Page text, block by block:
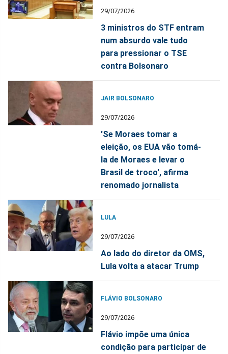
29/07/2026
3 ministros do STF entram
num absurdo vale tudo
para pressionar o TSE
contra Bolsonaro
JAIR BOLSONARO
29/07/2026
'Se Moraes tomar a
eleição, os EUA vão tomá-
la de Moraes e levar o
Brasil de troco', afirma
renomado jornalista
LULA
29/07/2026
Ao lado do diretor da OMS,
Lula volta a atacar Trump
FLÁVIO BOLSONARO
29/07/2026
Flávio impõe uma única
condição para participar de